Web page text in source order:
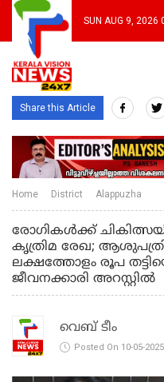
SUN AUG 9, 2026
Share this Article
Home District Alappuzha
രോഗികൾക്ക്
കൃത്രിമ രേഖ;
ലക്ഷത്തോളം രൂപ
ജീവനക്കാരി അറസ്റ്റിൽ
വെബ് ടീം
Posted On 10-05-2025